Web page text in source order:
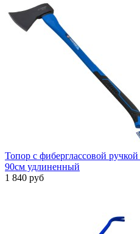
Топор с фиберглассовой
90см удлиненный
1 840 руб